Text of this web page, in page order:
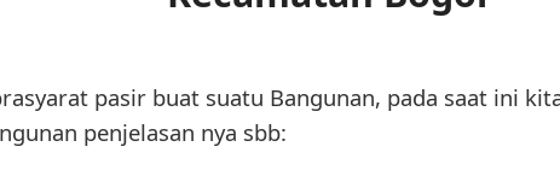
pasir buat suatu Bangunan, pada saat ini
penjelasan nya sbb: